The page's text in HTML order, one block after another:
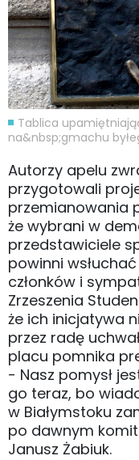
Tablica
na&nbsp;gmachu
Autorzy apelu
przygotowali
przemianowania
że wybrani w
przedstawiciele
powinni
członków i
Zrzeszenia
że ich inicjatywa
przez radę
placu pomnika
- Nasz pomysł
go teraz, bo
w Białymstoku
po dawnym
Janusz Żabiuk.